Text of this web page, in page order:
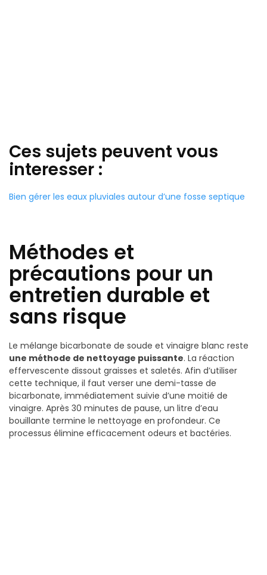
Ces sujets peuvent vous
interesser :
Bien gérer les eaux pluviales autour d’une fosse septique
Méthodes et
précautions pour un
entretien durable et
sans risque
Le mélange bicarbonate de soude et vinaigre blanc reste
une méthode de nettoyage puissante. La réaction
effervescente dissout graisses et saletés. Afin d’utiliser
cette technique, il faut verser une demi-tasse de
bicarbonate, immédiatement suivie d’une moitié de
vinaigre. Après 30 minutes de pause, un litre d’eau
bouillante termine le nettoyage en profondeur. Ce
processus élimine efficacement odeurs et bactéries.